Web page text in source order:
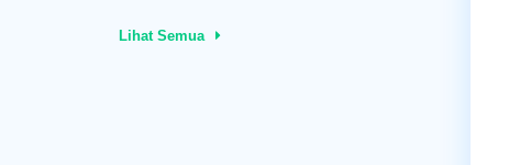
Lihat Semua